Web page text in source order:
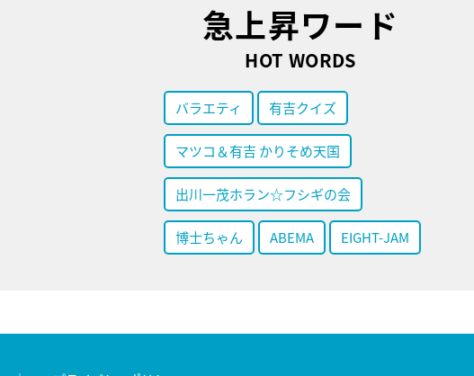
急上昇ワード
HOT WORDS
バラエティ 有吉クイズ
マツコ＆有吉 かりそめ天国
出川一茂ホラン☆フシギの会
博士ちゃん ABEMA EIGHT-JAM